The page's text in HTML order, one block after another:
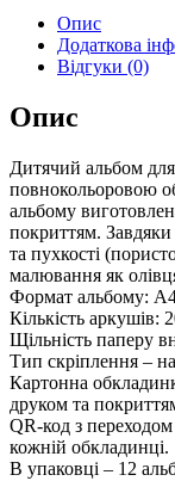
пружині,
KIDS
ZB.1440
quantity
Опис
Додаткова
Відгуки (0)
Опис
Дитячий альбом
повнокольоровою
альбому
покриттям.
та пухкості
малювання як
Формат альбому:
Кількість аркушів:
Щільність паперу
Тип скріплення –
Картонна
друком та
QR-код з
кожній обкладинці.
В упаковці – 12